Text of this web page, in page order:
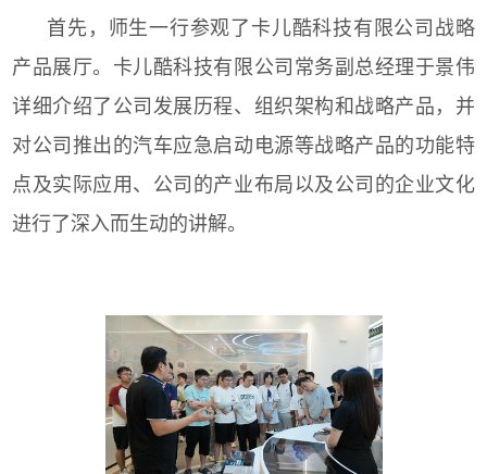
首先，师生一行参观了卡儿酷科技有限公司战略
产品展厅。卡儿酷科技有限公司常务副总经理于景伟
详细介绍了公司发展历程、组织架构和战略产品，并
对公司推出的汽车应急启动电源等战略产品的功能特
点及实际应用、公司的产业布局以及公司的企业文化
进行了深入而生动的讲解。